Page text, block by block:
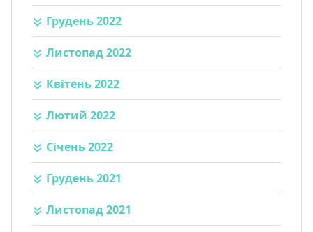
Грудень 2022
Листопад 2022
Квітень 2022
Лютий 2022
Січень 2022
Грудень 2021
Листопад 2021